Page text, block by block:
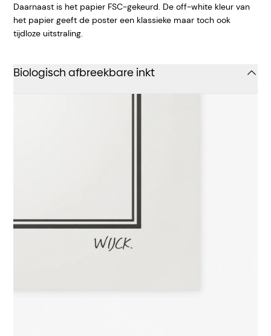
Daarnaast is het papier FSC-gekeurd. De off-white kleur van
het papier geeft de poster een klassieke maar toch ook
tijdloze uitstraling.
Biologisch afbreekbare inkt